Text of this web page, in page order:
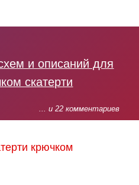
и описаний для
скатерти
... и 22 комментариев
крючком